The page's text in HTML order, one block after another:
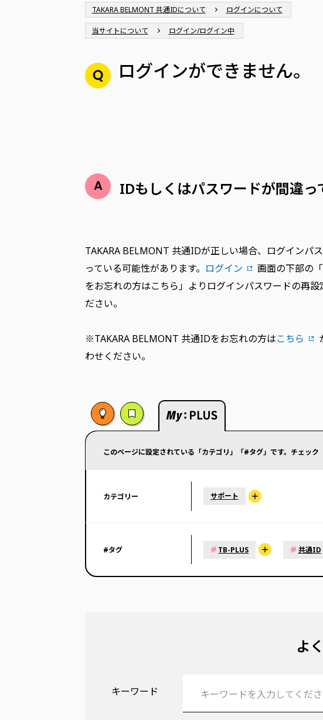
TAKARA BELMONT 共通IDについて ログインについて
当サイトについて ログイン/ログイン中
ログインができません。
IDもしくはパスワードが間違っ
TAKARA BELMONT 共通IDが正しい場合、ログインパ
っている可能性があります。 ログイン
画面の下部の
をお忘れの方はこちら」よりログインパスワードの再設
ださい。
※TAKARA BELMONT 共通IDをお忘れの方はこちら
わせください。
このページに設定されている「カテゴリ」「#タグ」です。チェッ
カテゴリー サポート
#タグ # TB-PLUS # 共通ID
よ
キーワード